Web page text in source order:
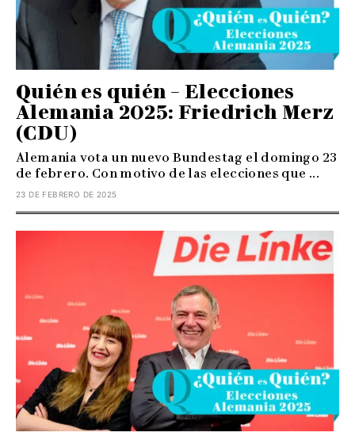
Quién es quién – Elecciones
Alemania 2025: Friedrich Merz
(CDU)
Alemania vota un nuevo Bundestag el domingo 23
de febrero. Con motivo de las elecciones que ...
23 DE FEBRERO DE 2025